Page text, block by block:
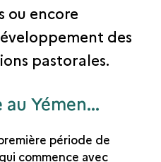
ou encore
des
pastorales.
Yémen...
période de
commence avec